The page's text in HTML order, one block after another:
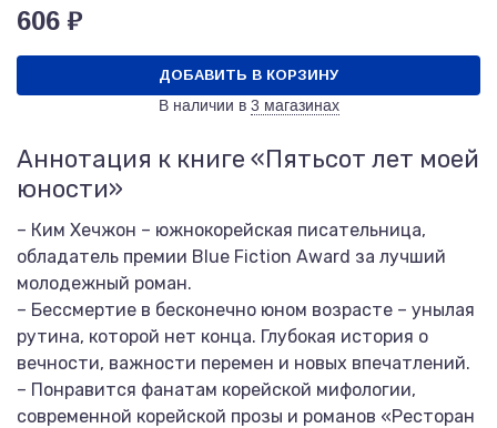
606 ₽
ДОБАВИТЬ В КОРЗИНУ
В наличии в 3 магазинах
Аннотация к книге «Пятьсот лет моей
юности»
– Ким Хечжон – южнокорейская писательница,
обладатель премии Blue Fiction Award за лучший
молодежный роман.
– Бессмертие в бесконечно юном возрасте – унылая
рутина, которой нет конца. Глубокая история о
вечности, важности перемен и новых впечатлений.
– Понравится фанатам корейской мифологии,
современной корейской прозы и романов «Ресторан